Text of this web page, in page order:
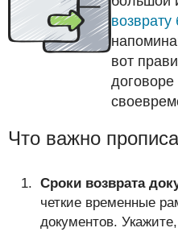
возврату
вот
договоре
Что важно
Сроки возврата
четкие временные
документов.